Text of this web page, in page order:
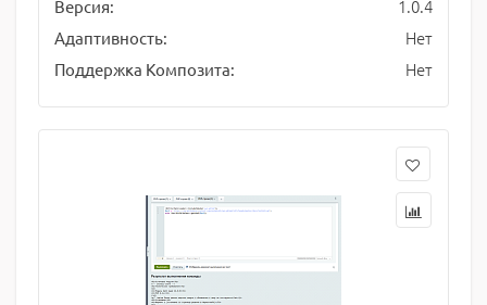
Версия: 1.0.4
Адаптивность: Нет
Поддержка Композита: Нет